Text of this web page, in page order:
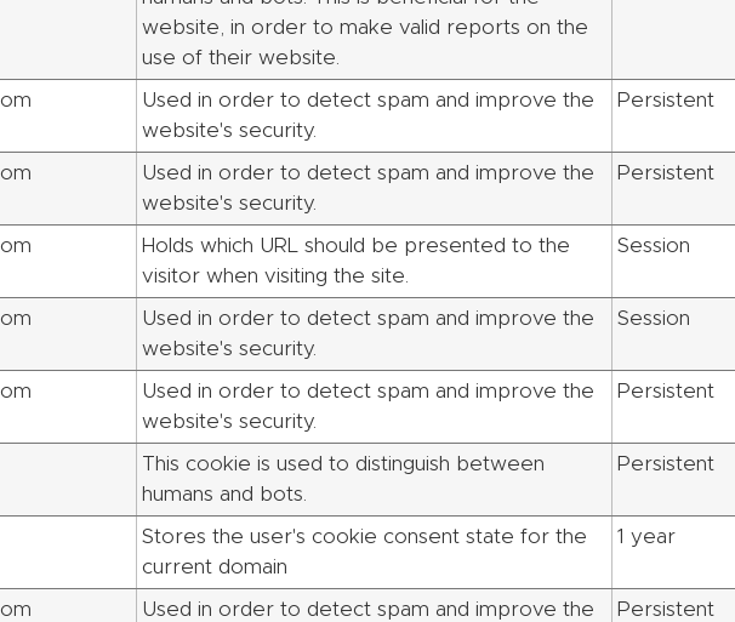
website, in order to make valid reports on the
use of their website.
Used in order to detect spam and improve the
website's security.
Persistent
Used in order to detect spam and improve the
website's security.
Persistent
Holds which URL should be presented to the
visitor when visiting the site.
Session
Used in order to detect spam and improve the
website's security.
Session
Used in order to detect spam and improve the
website's security.
Persistent
This cookie is used to distinguish between
humans and bots.
Persistent
Stores the user's cookie consent state for the
current domain
1 year
Used in order to detect spam and improve the
Persistent